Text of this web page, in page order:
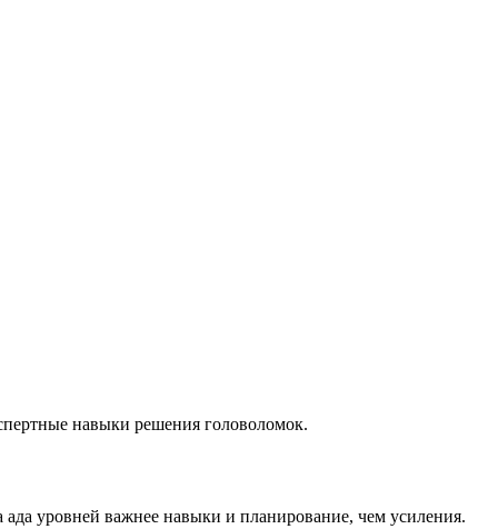
навыки решения головоломок.
уровней важнее навыки и планирование, чем усиления.